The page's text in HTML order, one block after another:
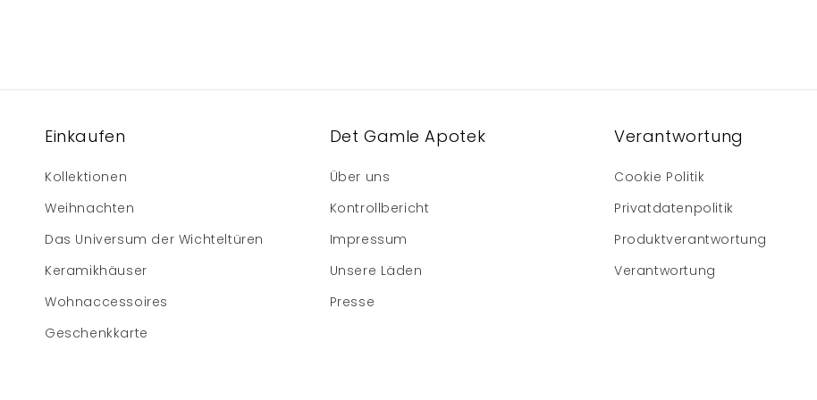
Einkaufen
Kollektionen
Weihnachten
Das Universum der Wichteltüren
Keramikhäuser
Wohnaccessoires
Geschenkkarte
Det Gamle Apotek
Über uns
Kontrollbericht
Impressum
Unsere Läden
Presse
Verantwortung
Cookie Politik
Privatdatenpolitik
Produktverantwortung
Verantwortung